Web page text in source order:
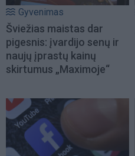
Gyvenimas
Šviežias maistas dar
pigesnis: įvardijo senų ir
naujų įprastų kainų
skirtumus „Maximoje“